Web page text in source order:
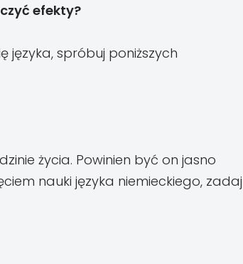
efekty?
języka, spróbuj poniższych
życia. Powinien być on jasno
nauki języka niemieckiego, zadaj